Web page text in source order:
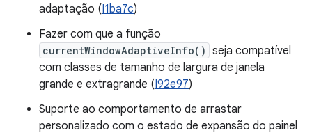
adaptação (I1ba7c)
Fazer com que a função
currentWindowAdaptiveInfo() seja compatível
com classes de tamanho de largura de janela
grande e extragrande (I92e97)
Suporte ao comportamento de arrastar
personalizado com o estado de expansão do painel